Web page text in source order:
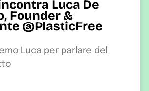
Luca De
Founder &
@PlasticFree
Luca per parlare del